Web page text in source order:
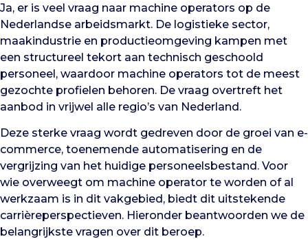
Ja, er is veel vraag naar machine operators op de
Nederlandse arbeidsmarkt. De logistieke sector,
maakindustrie en productieomgeving kampen met
een structureel tekort aan technisch geschoold
personeel, waardoor machine operators tot de meest
gezochte profielen behoren. De vraag overtreft het
aanbod in vrijwel alle regio’s van Nederland.
Deze sterke vraag wordt gedreven door de groei van e-
commerce, toenemende automatisering en de
vergrijzing van het huidige personeelsbestand. Voor
wie overweegt om machine operator te worden of al
werkzaam is in dit vakgebied, biedt dit uitstekende
carrièreperspectieven. Hieronder beantwoorden we de
belangrijkste vragen over dit beroep.